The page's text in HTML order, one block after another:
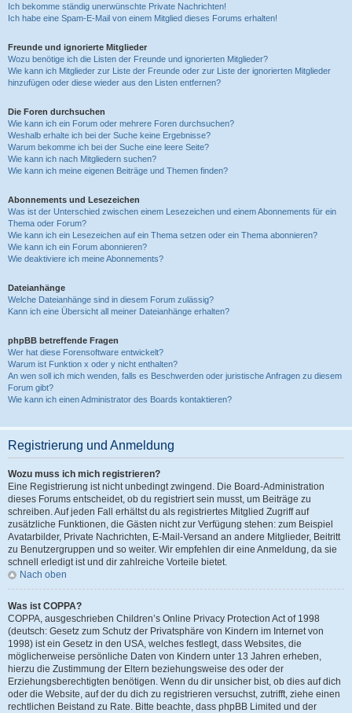
Ich bekomme ständig unerwünschte Private Nachrichten!
Ich habe eine Spam-E-Mail von einem Mitglied dieses Forums erhalten!
Freunde und ignorierte Mitglieder
Wozu benötige ich die Listen der Freunde und ignorierten Mitglieder?
Wie kann ich Mitglieder zur Liste der Freunde oder zur Liste der ignorierten Mitglieder
hinzufügen oder diese wieder aus den Listen entfernen?
Die Foren durchsuchen
Wie kann ich ein Forum oder mehrere Foren durchsuchen?
Weshalb erhalte ich bei der Suche keine Ergebnisse?
Warum bekomme ich bei der Suche eine leere Seite?
Wie kann ich nach Mitgliedern suchen?
Wie kann ich meine eigenen Beiträge und Themen finden?
Abonnements und Lesezeichen
Was ist der Unterschied zwischen einem Lesezeichen und einem Abonnements für ein
Thema oder Forum?
Wie kann ich ein Lesezeichen auf ein Thema setzen oder ein Thema abonnieren?
Wie kann ich ein Forum abonnieren?
Wie deaktiviere ich meine Abonnements?
Dateianhänge
Welche Dateianhänge sind in diesem Forum zulässig?
Kann ich eine Übersicht all meiner Dateianhänge erhalten?
phpBB betreffende Fragen
Wer hat diese Forensoftware entwickelt?
Warum ist Funktion x oder y nicht enthalten?
An wen soll ich mich wenden, falls es Beschwerden oder juristische Anfragen zu diesem
Forum gibt?
Wie kann ich einen Administrator des Boards kontaktieren?
Registrierung und Anmeldung
Wozu muss ich mich registrieren?
Eine Registrierung ist nicht unbedingt zwingend. Die Board-Administration
dieses Forums entscheidet, ob du registriert sein musst, um Beiträge zu
schreiben. Auf jeden Fall erhältst du als registriertes Mitglied Zugriff auf
zusätzliche Funktionen, die Gästen nicht zur Verfügung stehen: zum Beispiel
Avatarbilder, Private Nachrichten, E-Mail-Versand an andere Mitglieder, Beitritt
zu Benutzergruppen und so weiter. Wir empfehlen dir eine Anmeldung, da sie
schnell erledigt ist und dir zahlreiche Vorteile bietet.
Nach oben
Was ist COPPA?
COPPA, ausgeschrieben Children’s Online Privacy Protection Act of 1998
(deutsch: Gesetz zum Schutz der Privatsphäre von Kindern im Internet von
1998) ist ein Gesetz in den USA, welches festlegt, dass Websites, die
möglicherweise persönliche Daten von Kindern unter 13 Jahren erheben,
hierzu die Zustimmung der Eltern beziehungsweise des oder der
Erziehungsberechtigten benötigen. Wenn du dir unsicher bist, ob dies auf dich
oder die Website, auf der du dich zu registrieren versuchst, zutrifft, ziehe einen
rechtlichen Beistand zu Rate. Bitte beachte, dass phpBB Limited und der